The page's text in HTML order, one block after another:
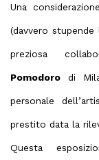
Una
(davvero
preziosa
Pomodoro di
personale
prestito data la
Questa